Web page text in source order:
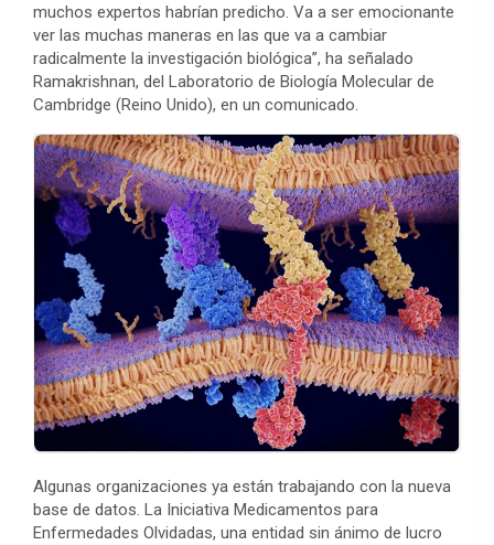
muchos expertos habrían predicho. Va a ser emocionante
ver las muchas maneras en las que va a cambiar
radicalmente la investigación biológica”, ha señalado
Ramakrishnan, del Laboratorio de Biología Molecular de
Cambridge (Reino Unido), en un comunicado.
Algunas organizaciones ya están trabajando con la nueva
base de datos. La Iniciativa Medicamentos para
Enfermedades Olvidadas, una entidad sin ánimo de lucro